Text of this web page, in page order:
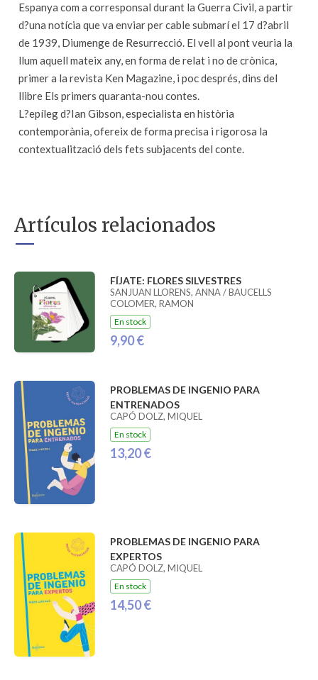
Espanya com a corresponsal durant la Guerra Civil, a partir
d?una notícia que va enviar per cable submarí el 17 d?abril
de 1939, Diumenge de Resurrecció. El vell al pont veuria la
llum aquell mateix any, en forma de relat i no de crònica,
primer a la revista Ken Magazine, i poc després, dins del
llibre Els primers quaranta-nou contes.
L?epíleg d?Ian Gibson, especialista en història
contemporània, ofereix de forma precisa i rigorosa la
contextualització dels fets subjacents del conte.
Artículos relacionados
FÍJATE: FLORES SILVESTRES
SANJUAN LLORENS, ANNA / BAUCELLS
COLOMER, RAMON
En stock
9,90 €
PROBLEMAS DE INGENIO PARA
ENTRENADOS
CAPÓ DOLZ, MIQUEL
En stock
13,20 €
PROBLEMAS DE INGENIO PARA
EXPERTOS
CAPÓ DOLZ, MIQUEL
En stock
14,50 €